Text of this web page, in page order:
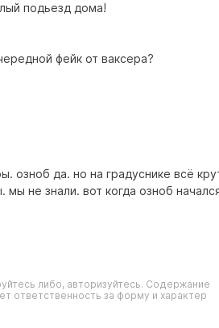
подьезд дома!
фейк от ваксера?
озноб да. но на градуснике всё
не знали. вот когда озноб
либо, авторизуйтесь. Содержание
ответственность за форму и характер